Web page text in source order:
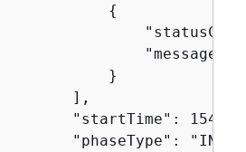
{
"message":
}
],
"startTime":
"phaseType":